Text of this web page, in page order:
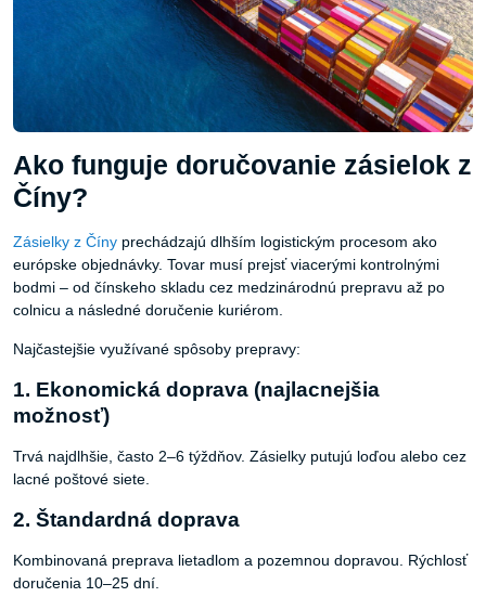
Ako funguje doručovanie zásielok z
Číny?
Zásielky z Číny prechádzajú dlhším logistickým procesom ako
európske objednávky. Tovar musí prejsť viacerými kontrolnými
bodmi – od čínskeho skladu cez medzinárodnú prepravu až po
colnicu a následné doručenie kuriérom.
Najčastejšie využívané spôsoby prepravy:
1. Ekonomická doprava (najlacnejšia
možnosť)
Trvá najdlhšie, často 2–6 týždňov. Zásielky putujú loďou alebo cez
lacné poštové siete.
2. Štandardná doprava
Kombinovaná preprava lietadlom a pozemnou dopravou. Rýchlosť
doručenia 10–25 dní.